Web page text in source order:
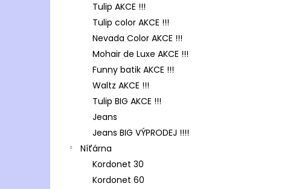
Tulip AKCE !!!
Tulip color AKCE !!!
Nevada Color AKCE !!!
Mohair de Luxe AKCE !!!
Funny batik AKCE !!!
Waltz AKCE !!!
Tulip BIG AKCE !!!
Jeans
Jeans BIG VÝPRODEJ !!!!
Níťárna
Kordonet 30
Kordonet 60